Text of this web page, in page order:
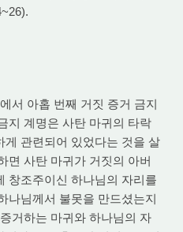
서 아홉 번째 거짓 증거 금지
지 계명은 사탄 마귀의 타락
게 관련되어 있었다는 것을 살
면 사탄 마귀가 거짓의 아버
창조주이신 하나님의 자리를
나님께서 불못을 만드셨는지
거하는 마귀와 하나님의 자